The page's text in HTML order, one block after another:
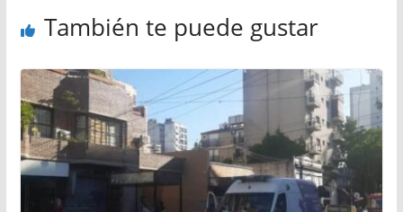
También te puede gustar